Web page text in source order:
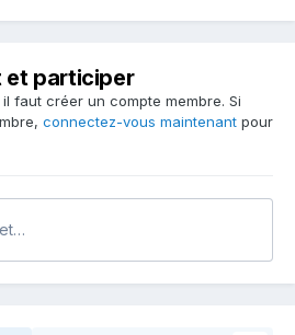
et participer
faut créer un compte membre. Si
connectez-vous maintenant pour